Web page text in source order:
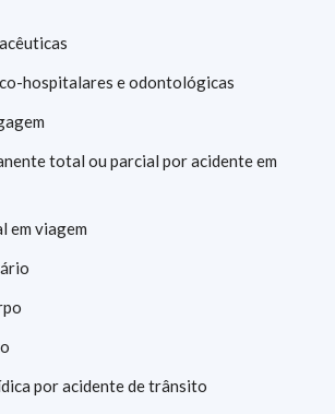
hospitalares e odontológicas
total ou parcial por acidente em
em viagem
por acidente de trânsito